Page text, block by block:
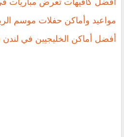
مواعيد وأماكن حفلات موسم
أفضل أماكن الخليجيين في